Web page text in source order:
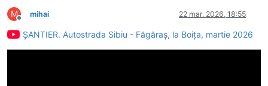
M
Deconectat
mihai 22 mar. 2026, 18:55
ȘANTIER. Autostrada Sibiu - Făgăraș, la Boița, martie 2026